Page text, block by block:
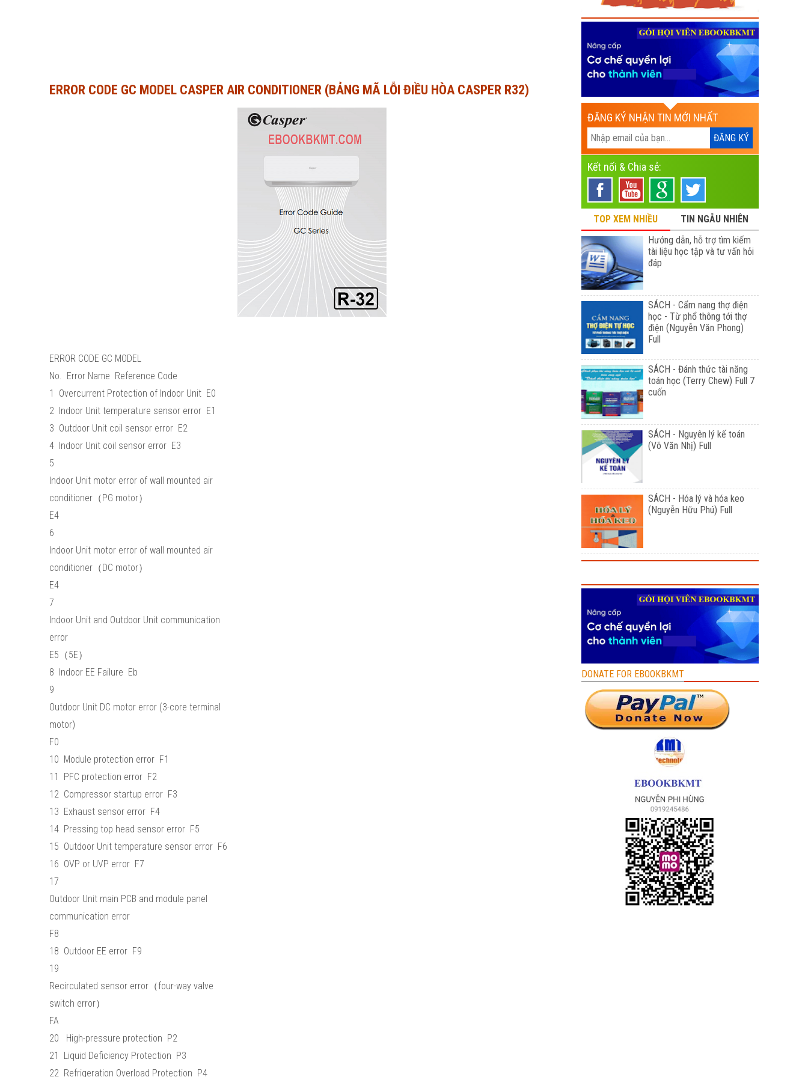
ERROR CODE GC MODEL CASPER AIR CONDITIONER (BẢNG MÃ LỖI ĐIỀU HÒA CASPER R32)
ERROR CODE GC MODEL
No. Error Name Reference Code
1 Overcurrent Protection of Indoor Unit E0
2 Indoor Unit temperature sensor error E1
3 Outdoor Unit coil sensor error E2
4 Indoor Unit coil sensor error E3
5
Indoor Unit motor error of wall mounted air
conditioner（PG motor）
E4
6
Indoor Unit motor error of wall mounted air
conditioner（DC motor）
E4
7
Indoor Unit and Outdoor Unit communication
error
E5（5E）
8 Indoor EE Failure Eb
9
Outdoor Unit DC motor error (3-core terminal
motor)
F0
10 Module protection error F1
11 PFC protection error F2
12 Compressor startup error F3
13 Exhaust sensor error F4
14 Pressing top head sensor error F5
15 Outdoor Unit temperature sensor error F6
16 OVP or UVP error F7
17
Outdoor Unit main PCB and module panel
communication error
F8
18 Outdoor EE error F9
19
Recirculated sensor error（four-way valve
switch error）
FA
20 High-pressure protection P2
21 Liquid Deficiency Protection P3
22 Refrigeration Overload Protection P4
ĐĂNG KÝ NHẬN TIN MỚI NHẤT
Kết nối & Chia sẻ:
TOP XEM NHIỀU
TIN NGẪU NHIÊN
Hướng dẫn, hỗ trợ tìm kiếm
tài liệu học tập và tư vấn hỏi
đáp
SÁCH - Cẩm nang thợ điện
học - Từ phổ thông tới thợ
điện (Nguyễn Văn Phong)
Full
SÁCH - Đánh thức tài năng
toán học (Terry Chew) Full 7
cuốn
SÁCH - Nguyên lý kế toán
(Võ Văn Nhị) Full
SÁCH - Hóa lý và hóa keo
(Nguyễn Hữu Phú) Full
DONATE FOR EBOOKBKMT